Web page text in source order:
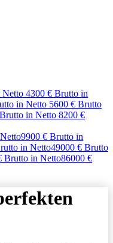
Netto 4300 € Brutto in
in Netto 5600 € Brutto
in Netto 8200 €
9900 € Brutto in
in Netto49000 € Brutto
Brutto in Netto86000 €